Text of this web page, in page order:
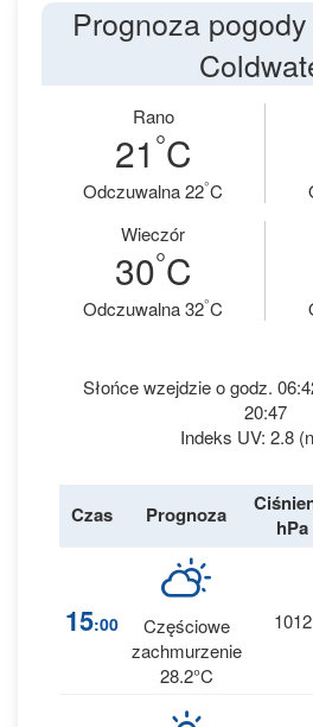
Prognoza
Rano
21 °C
Odczuwalna 22°C
Wieczór
30°C
Odczuwalna 32°C
Słońce wzejdzie o godz.
20:47
Indeks UV: 2.8
Czas Prognoza
hPa
15:00
Częściowe
zachmurzenie
28.2°C
1012